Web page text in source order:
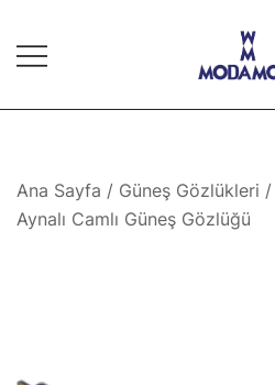
content
Ana Sayfa / Güneş Gözlükleri /
Aynalı Camlı Güneş Gözlüğü